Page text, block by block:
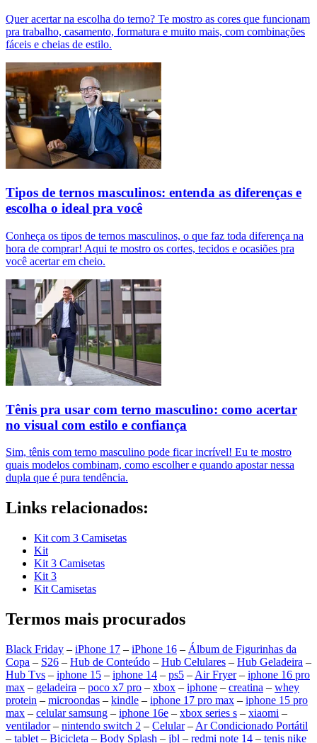
Quer acertar na escolha do terno? Te mostro as cores que funcionam
pra trabalho, casamento, formatura e muito mais, com combinações
fáceis e cheias de estilo.
Tipos de ternos masculinos: entenda as diferenças e
escolha o ideal pra você
Conheça os tipos de ternos masculinos, o que faz toda diferença na
hora de comprar! Aqui te mostro os cortes, tecidos e ocasiões pra
você acertar em cheio.
Tênis pra usar com terno masculino: como acertar
no visual com estilo e confiança
Sim, tênis com terno masculino pode ficar incrível! Eu te mostro
quais modelos combinam, como escolher e quando apostar nessa
dupla que é pura tendência.
Links relacionados:
Kit com 3 Camisetas
Kit
Kit 3 Camisetas
Kit 3
Kit Camisetas
Termos mais procurados
Black Friday – iPhone 17 – iPhone 16 – Álbum de Figurinhas da
Copa – S26 – Hub de Conteúdo – Hub Celulares – Hub Geladeira –
Hub Tvs – iphone 15 – iphone 14 – ps5 – Air Fryer– iphone 16 pro
max – geladeira – poco x7 pro – xbox – iphone – creatina – whey
protein – microondas – kindle – iphone 17 pro max – iphone 15 pro
max – celular samsung – iphone 16e – xbox series s – xiaomi –
ventilador– nintendo switch 2 – Celular– Ar Condicionado Portátil
– tablet – Bicicleta – Body Splash – jbl – redmi note 14 – tenis nike